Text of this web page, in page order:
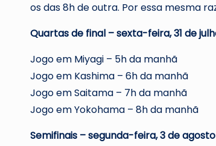
os das 8h de outra. Por essa mesma
Quartas de final – sexta-feira, 31 de
Jogo em Miyagi – 5h da manhã
Jogo em Kashima – 6h da manhã
Jogo em Saitama – 7h da manhã
Jogo em Yokohama – 8h da manhã
Semifinais – segunda-feira, 3 de agosto